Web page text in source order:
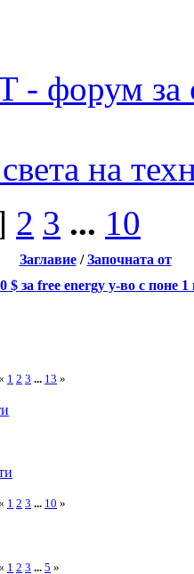
- форум за
на
2 3 ... 10
Заглавие/Започната от
$ за free energy у-во с поне
1 2 3 ... 13 »
1 2 3 ... 10 »
1 2 3 ... 5 »